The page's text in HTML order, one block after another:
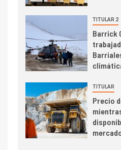
trimestre
I+D
Informe
alcanza
5 I+D
Estudio
del
se
mineras
TITULAR 2
Barrick
TITULAR
Precio